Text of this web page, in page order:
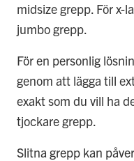
midsize grepp. För x-
jumbo grepp.
För en personlig
genom att lägga till
exakt som du vill ha
tjockare grepp.
Slitna grepp kan